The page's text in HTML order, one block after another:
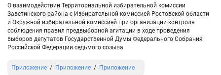
О взаимодействии Территориальной избирательной комиссии
Заветинского района с Избирательной комиссией Ростовской области
и Окружной избирательной комиссией при организации контроля
соблюдения правил предвыборной агитации в ходе проведения
выборов депутатов Государственной Думы Федерального Собрания
Российской Федерации седьмого созыва
Приложение Приложение Приложение